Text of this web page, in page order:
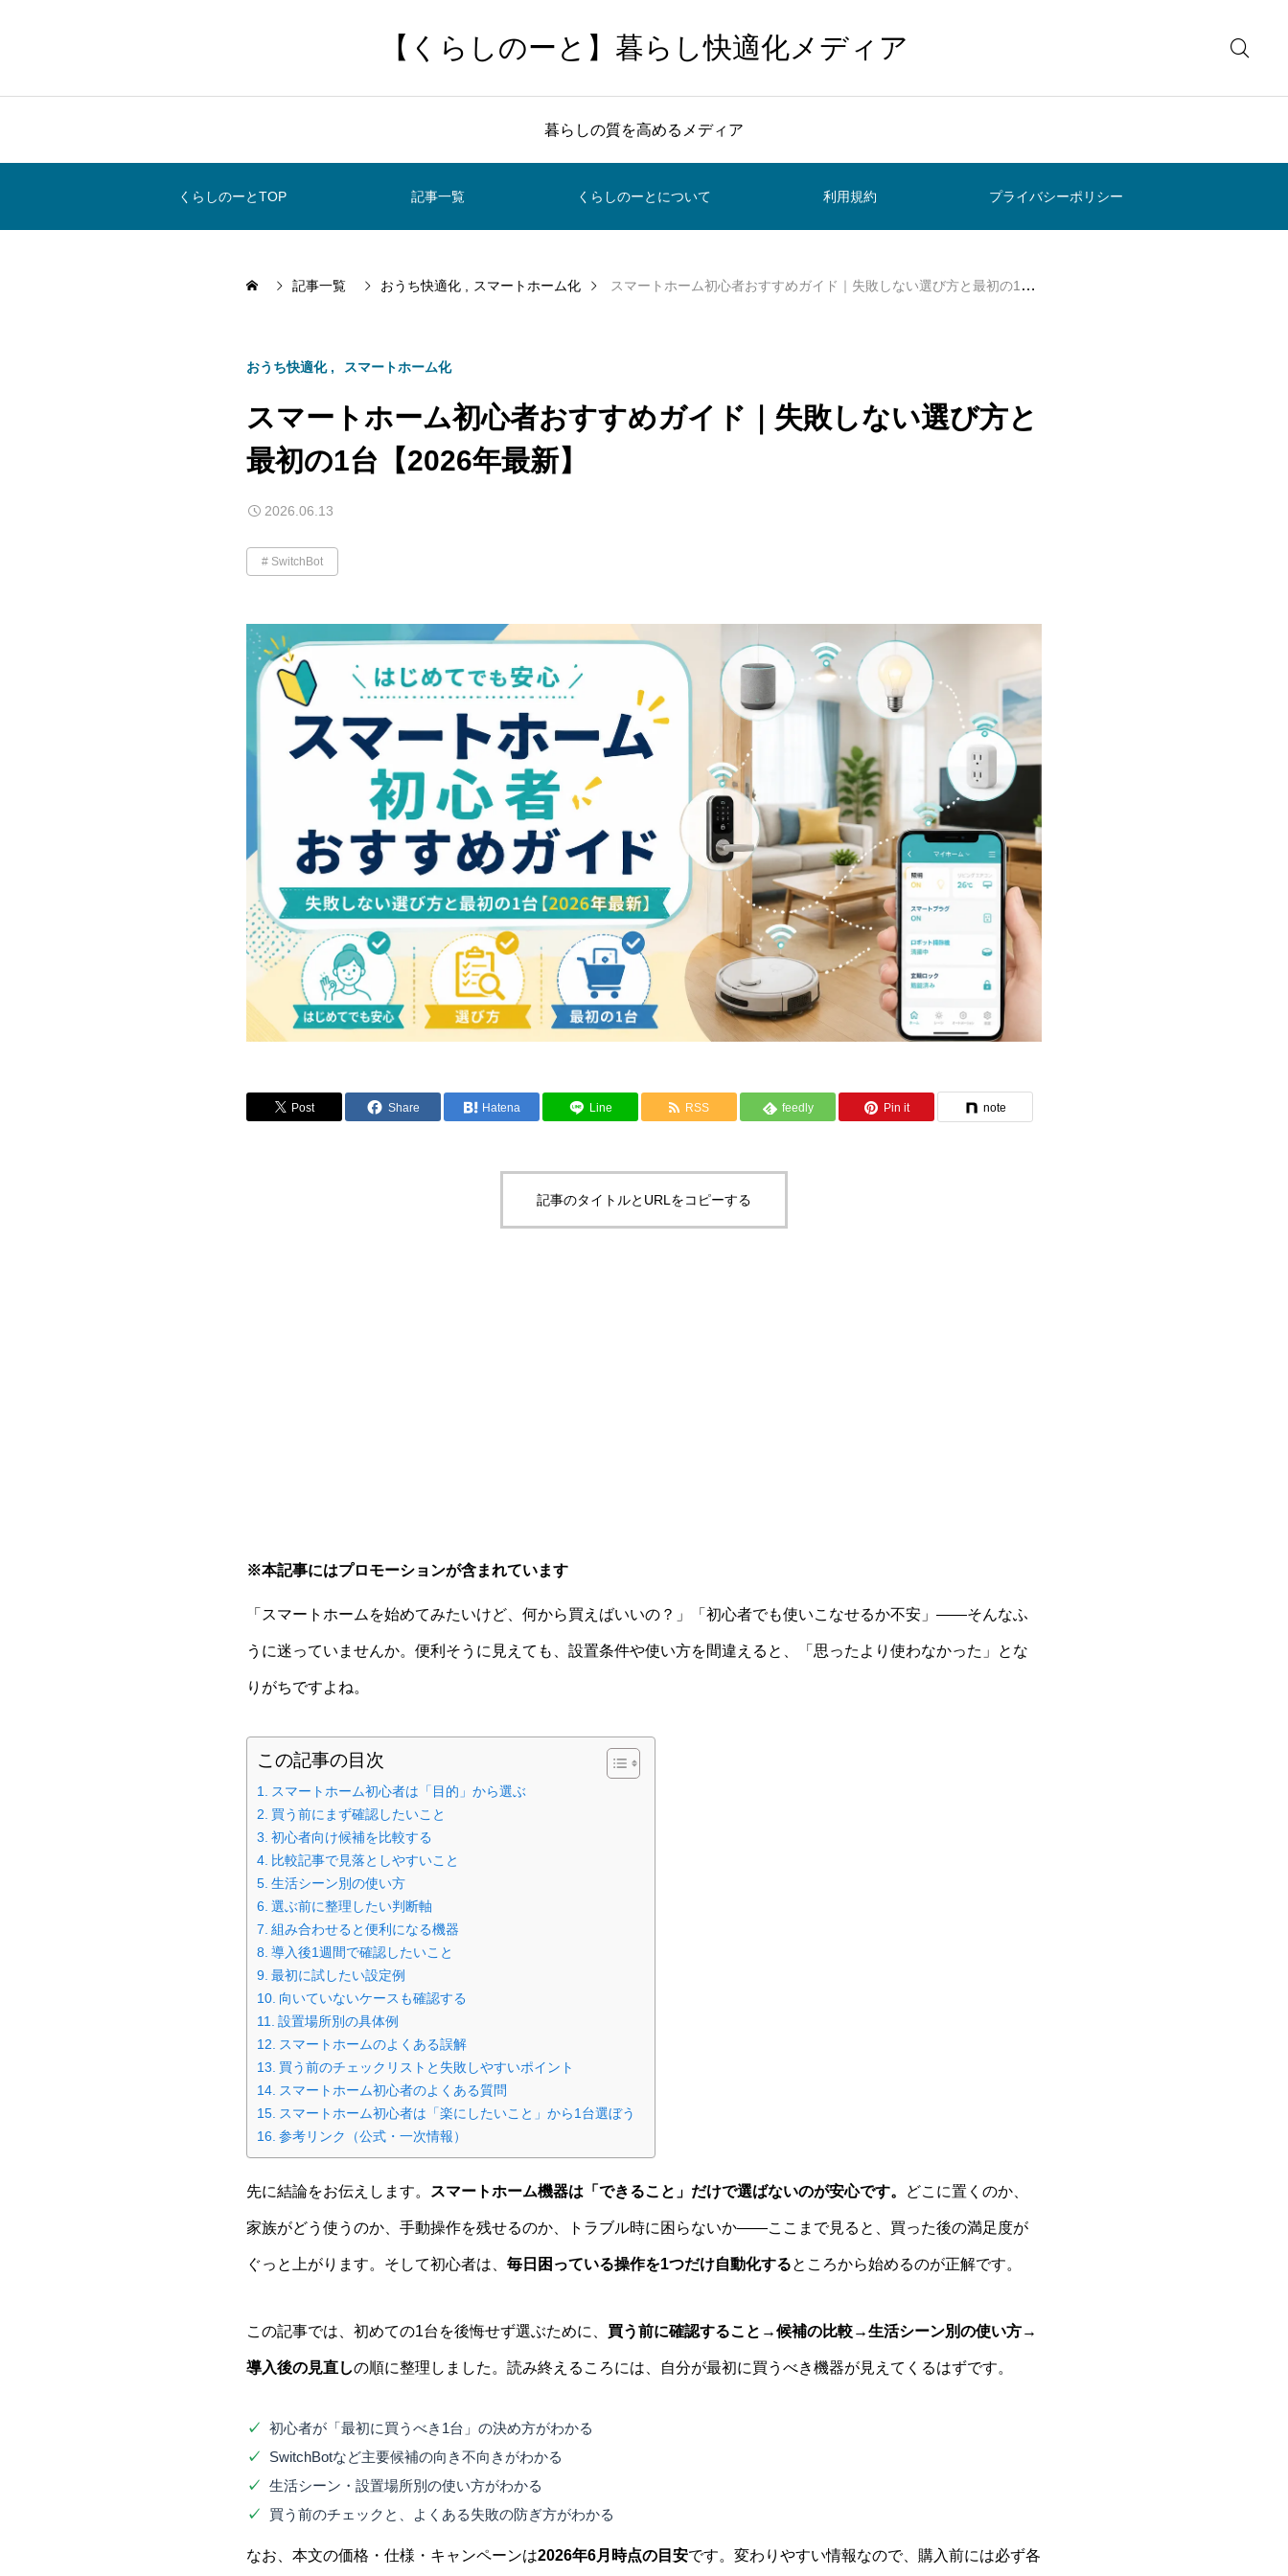
【くらしのーと】暮らし快適化メディア
暮らしの質を高めるメディア
くらしのーとTOP 記事一覧 くらしのーとについて 利用規約 プライバシーポリシー
記事一覧 おうち快適化 スマートホーム化 スマートホーム初心者おすすめガイド｜失敗しない選び方と最初の1台【2026年最新】
おうち快適化 スマートホーム化
スマートホーム初心者おすすめガイド｜失敗しない選び方と
最初の1台【2026年最新】
2026.06.13
SwitchBot
Post Share Hatena Line RSS feedly Pin it note
記事のタイトルとURLをコピーする
※本記事にはプロモーションが含まれています
「スマートホームを始めてみたいけど、何から買えばいいの？」「初心者でも使いこなせるか不安」——そんなふ
うに迷っていませんか。便利そうに見えても、設置条件や使い方を間違えると、「思ったより使わなかった」とな
りがちですよね。
この記事の目次
スマートホーム初心者は「目的」から選ぶ
買う前にまず確認したいこと
初心者向け候補を比較する
比較記事で見落としやすいこと
生活シーン別の使い方
選ぶ前に整理したい判断軸
組み合わせると便利になる機器
導入後1週間で確認したいこと
最初に試したい設定例
向いていないケースも確認する
設置場所別の具体例
スマートホームのよくある誤解
買う前のチェックリストと失敗しやすいポイント
スマートホーム初心者のよくある質問
スマートホーム初心者は「楽にしたいこと」から1台選ぼう
参考リンク（公式・一次情報）
先に結論をお伝えします。 スマートホーム機器は「できること」だけで選ばないのが安心です。 どこに置くのか、
家族がどう使うのか、手動操作を残せるのか、トラブル時に困らないか——ここまで見ると、買った後の満足度が
ぐっと上がります。そして初心者は、 毎日困っている操作を1つだけ自動化するところから始めるのが正解です。
この記事では、初めての1台を後悔せず選ぶために、 買う前に確認すること→候補の比較→生活シーン別の使い方→
導入後の見直しの順に整理しました。読み終えるころには、自分が最初に買うべき機器が見えてくるはずです。
初心者が「最初に買うべき1台」の決め方がわかる
SwitchBotなど主要候補の向き不向きがわかる
生活シーン・設置場所別の使い方がわかる
買う前のチェックと、よくある失敗の防ぎ方がわかる
なお、本文の価格・仕様・キャンペーンは2026年6月時点の目安です。変わりやすい情報なので、購入前には必ず各